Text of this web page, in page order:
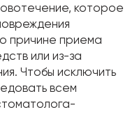
которое
причине приема
или из-за
Чтобы исключить
всем